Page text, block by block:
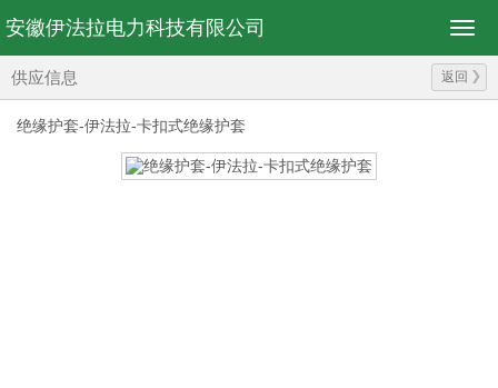
安徽伊法拉电力科技有限公司
供应信息 返回
绝缘护套-伊法拉-卡扣式绝缘护套